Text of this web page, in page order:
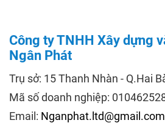
Công ty TNHH Xây dựng
Ngân Phát
Trụ sở: 15 Thanh Nhàn - Q.Hai
Mã số doanh nghiệp:
Email: Nganphat.ltd@gmail.com